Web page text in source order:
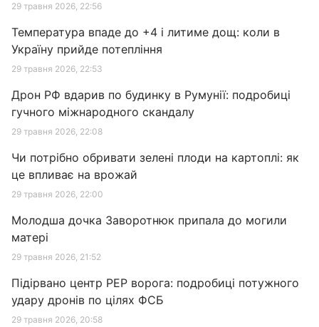
29 травня 2026, 22:56
Температура впаде до +4 і литиме дощ: коли в
Україну прийде потепління
29 травня 2026, 22:53
Дрон РФ вдарив по будинку в Румунії: подробиці
гучного міжнародного скандалу
29 травня 2026, 22:08
Чи потрібно обривати зелені плоди на картоплі: як
це впливає на врожай
29 травня 2026, 22:00
Молодша дочка Заворотнюк припала до могили
матері
29 травня 2026, 21:52
Підірвано центр РЕР ворога: подробиці потужного
удару дронів по цілях ФСБ
29 травня 2026, 20:58